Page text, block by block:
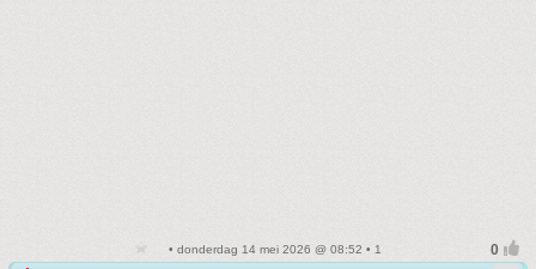
• donderdag 14 mei 2026 @ 08:52 • 1